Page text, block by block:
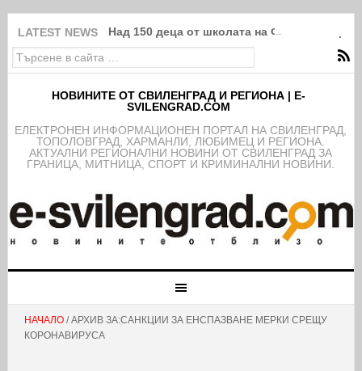
LATEST NEWS Над 150 деца от школата на ФК
НОВИНИТЕ ОТ СВИЛЕНГРАД И РЕГИОНА | E-
SVILENGRAD.COM
EЛЕКТРОНЕН ИНФОРМАЦИОНЕН ПОРТАЛ НА СВИЛЕНГРАД,
ТОПОЛОВГРАД, ХАРМАНЛИ, ЛЮБИМЕЦ И РЕГИОНА.
АКТУАЛНИ РЕГИОНАЛНИ НОВИНИ ОТ СВИЛЕНГРАД ЗА
ГРАНИЦА, МИТНИЦА, СПОРТ И КРИМИНАЛНИ НОВИНИ.
НАЧАЛО/ АРХИВ ЗА:САНКЦИИ ЗА ЕНСПАЗВАНЕ МЕРКИ СРЕЩУ
КОРОНАВИРУСА